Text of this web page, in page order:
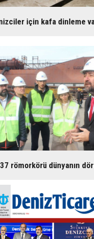
için kafa dinleme
römorkörü dünyanın